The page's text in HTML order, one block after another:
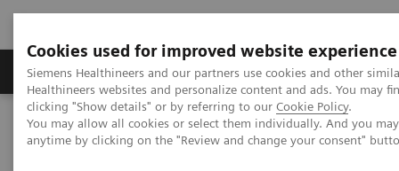
Cookies used for improved website experience
Siemens Healthineers and our partners use cookies and other
Healthineers websites and personalize content and ads. You may
clicking "Show details" or by referring to our Cookie Policy.
You may allow all cookies or select them individually. And you
anytime by clicking on the "Review and change your consent"
Produkter og løsninger Support og
Hjem
Produkter og løsninger innen bildediagnostikk
Computed Tomography
The NAEOTOM Alpha class